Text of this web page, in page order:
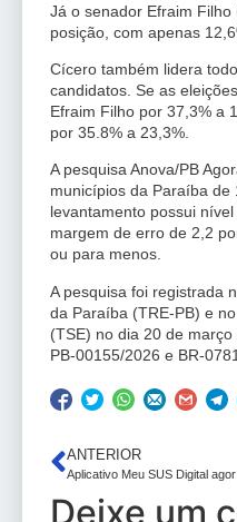
Já o senador Efraim
posição, com apenas
Cícero também lidera
candidatos. Se as
Efraim Filho por 37,3% a
por 35.8% a 23,3%.
A pesquisa Anova/PB
municípios da Paraíba de
levantamento possui
margem de erro de 2,2
ou para menos.
A pesquisa foi registrada
da Paraíba (TRE-PB) e
(TSE) no dia 20 de
PB-00155/2026 e BR-
ANTERIOR
Deixe um